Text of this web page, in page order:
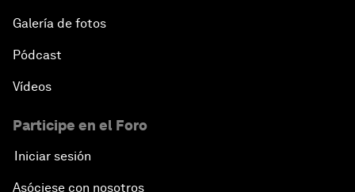
Galería de fotos
Pódcast
Vídeos
Participe en el Foro
Iniciar sesión
Asóciese con nosotros